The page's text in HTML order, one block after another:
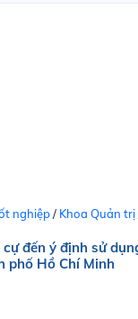
nghiệp/ Khoa Quản trị
đến ý định sử
phố Hồ Chí Minh